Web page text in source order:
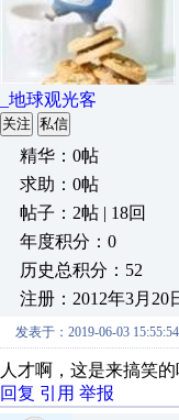
_地球观光客
关注 私信
精华：0帖
求助：0帖
帖子：2帖 | 18回
年度积分：0
历史总积分：52
注册：2012年3月20
发表于：2019-06-03 15:55:54
人才啊，这是来搞笑
回复 引用 举报